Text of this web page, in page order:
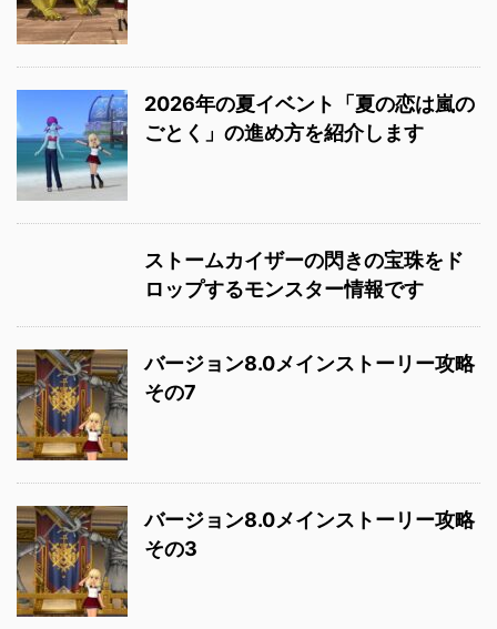
2026年の夏イベント「夏の恋は嵐の
ごとく」の進め方を紹介します
ストームカイザーの閃きの宝珠をド
ロップするモンスター情報です
バージョン8.0メインストーリー攻略
その7
バージョン8.0メインストーリー攻略
その3